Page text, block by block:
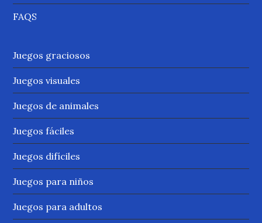
FAQS
Juegos graciosos
Juegos visuales
Juegos de animales
Juegos fáciles
Juegos difíciles
Juegos para niños
Juegos para adultos